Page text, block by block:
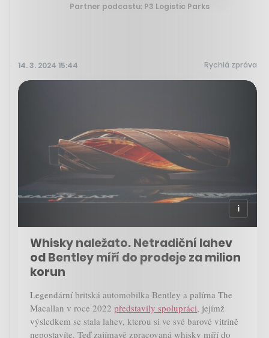
Partner podcastu: P3 Logistic Parks
14. 3. 2024 15:44 Rychlá zpráva
Whisky naležato. Netradiční lahev
od Bentley míří do prodeje za milion
korun
Legendární britská automobilka Bentley a palírna The
Macallan v roce 2022 představily spolupráci, jejímž
výsledkem se stala lahev, kterou si ve své barové vitríně
nepostavíte. Teď zajímavě zpracovaná whisky míří do